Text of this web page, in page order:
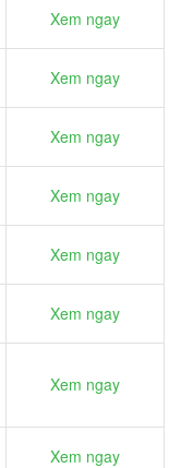
Xem ngay
Xem ngay
Xem ngay
Xem ngay
Xem ngay
Xem ngay
Xem ngay
Xem ngay